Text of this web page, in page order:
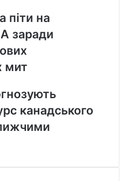
піти на
заради
мит
канадського